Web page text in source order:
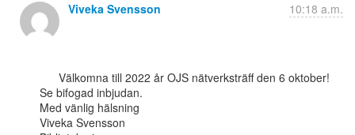
Viveka Svensson 10:18 a.m.
Se bifogad inbjudan.
Med vänlig hälsning
Viveka Svensson